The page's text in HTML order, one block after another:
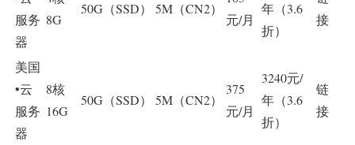
服务
器
8G
50G（SSD） 5M（CN2）
元/月
年（3.6
折）
接
美国
•云
服务
器
8核
16G
50G（SSD） 5M（CN2）
375
元/月
3240元/
年（3.6
折）
链
接